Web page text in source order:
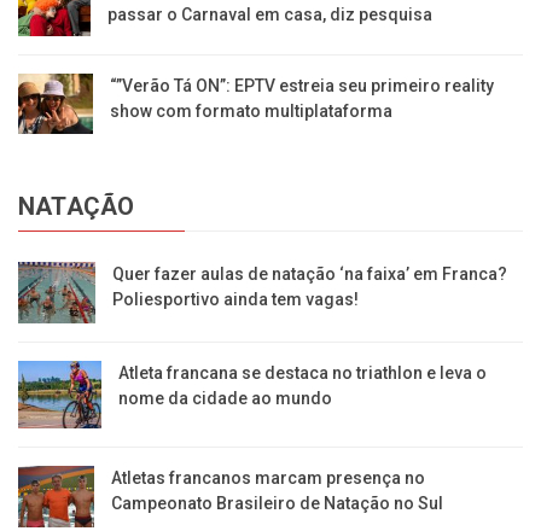
passar o Carnaval em casa, diz pesquisa
“”Verão Tá ON”: EPTV estreia seu primeiro reality
show com formato multiplataforma
NATAÇÃO
Quer fazer aulas de natação ‘na faixa’ em Franca?
Poliesportivo ainda tem vagas!
Atleta francana se destaca no triathlon e leva o
nome da cidade ao mundo
Atletas francanos marcam presença no
Campeonato Brasileiro de Natação no Sul